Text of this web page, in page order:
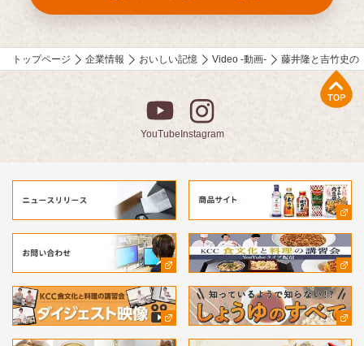
トップページ 企業情報 おいしい記憶 Video -動画- 藤井隆と吉竹史の
YouTubeInstagram